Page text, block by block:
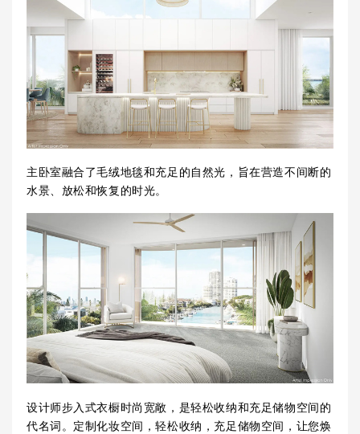
主卧室融合了毛绒地毯和充足的自然光，旨在营造不间断的
水景、放松和恢复的时光。
设计师步入式衣橱时尚宽敞，是轻松收纳和充足储物空间的
代名词。定制化妆空间，轻松收纳，充足储物空间，让您焕